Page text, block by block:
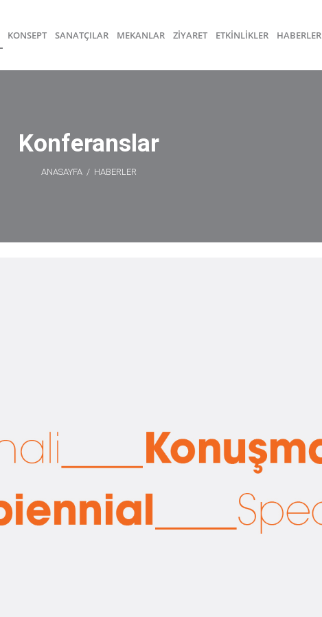
KONSEPT SANATÇILAR MEKANLAR ZİYARET ETKİNLİKLER HABERLER
Konferanslar
ANASAYFA/ HABERLER